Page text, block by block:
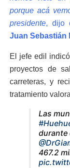
porque acá
presidente, dijo
Juan Sebastián
El jefe edil
proyectos de
carreteras, y
tratamiento
Las
durante
467.2